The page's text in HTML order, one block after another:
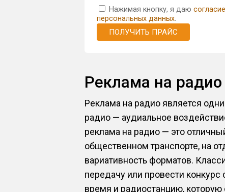
Нажимая кнопку, я даю
персональных данных.
ПОЛУЧИТЬ ПРАЙС
Реклама на
Реклама на радио является
радио — аудиальное
реклама на радио — это
общественном транспорте, на
вариативность форматов.
передачу или провести
время и радиостанцию,